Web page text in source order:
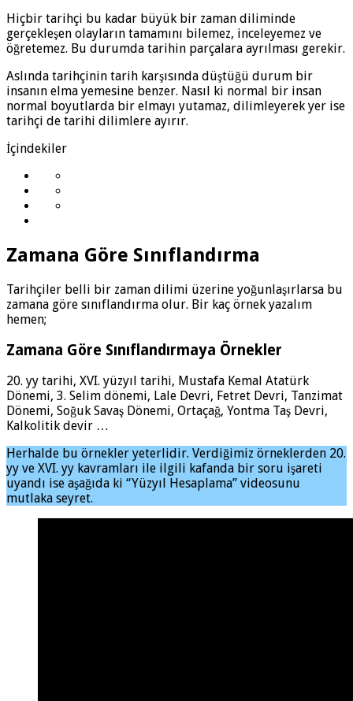
Hiçbir tarihçi bu kadar büyük bir zaman diliminde
gerçekleşen olayların tamamını bilemez, inceleyemez ve
öğretemez. Bu durumda tarihin parçalara ayrılması gerekir.
Aslında tarihçinin tarih karşısında düştüğü durum bir
insanın elma yemesine benzer. Nasıl ki normal bir insan
normal boyutlarda bir elmayı yutamaz, dilimleyerek yer ise
tarihçi de tarihi dilimlere ayırır.
İçindekiler
Zamana Göre Sınıflandırma
Tarihçiler belli bir zaman dilimi üzerine yoğunlaşırlarsa bu
zamana göre sınıflandırma olur. Bir kaç örnek yazalım
hemen;
Zamana Göre Sınıflandırmaya Örnekler
20. yy tarihi, XVI. yüzyıl tarihi, Mustafa Kemal Atatürk
Dönemi, 3. Selim dönemi, Lale Devri, Fetret Devri, Tanzimat
Dönemi, Soğuk Savaş Dönemi, Ortaçağ, Yontma Taş Devri,
Kalkolitik devir …
Herhalde bu örnekler yeterlidir. Verdiğimiz örneklerden 20.
yy ve XVI. yy kavramları ile ilgili kafanda bir soru işareti
uyandı ise aşağıda ki “Yüzyıl Hesaplama” videosunu
mutlaka seyret.